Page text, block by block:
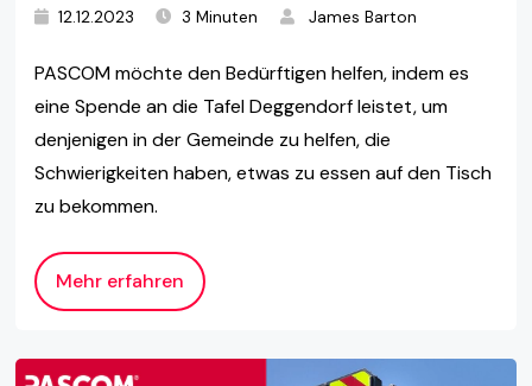
12.12.2023 3 Minuten James Barton
PASCOM möchte den Bedürftigen helfen, indem es
eine Spende an die Tafel Deggendorf leistet, um
denjenigen in der Gemeinde zu helfen, die
Schwierigkeiten haben, etwas zu essen auf den Tisch
zu bekommen.
Mehr erfahren